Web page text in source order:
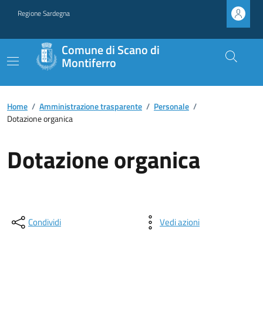
Regione Sardegna
Comune di Scano di
Montiferro
Home / Amministrazione trasparente / Personale /
Dotazione organica
Dotazione organica
Condividi Vedi azioni